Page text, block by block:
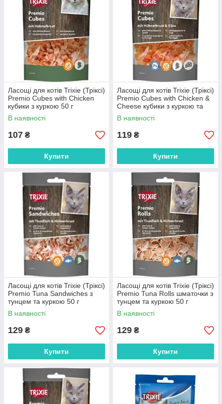
Ласощі для котів Trixie (Тріксі)
Premio Cubes with Chicken
кубики з куркою 50 г
В наявності
107 ₴
Купити
Ласощі для котів Trixie (Тріксі)
Premio Cubes with Chicken &
Cheese кубики з куркою та
сиром 50 г
В наявності
119 ₴
Купити
Ласощі для котів Trixie (Тріксі)
Premio Tuna Sandwiches з
тунцем та куркою 50 г
В наявності
129 ₴
Купити
Ласощі для котів Trixie (Тріксі)
Premio Tuna Rolls шматочки з
тунцем та куркою 50 г
В наявності
129 ₴
Купити